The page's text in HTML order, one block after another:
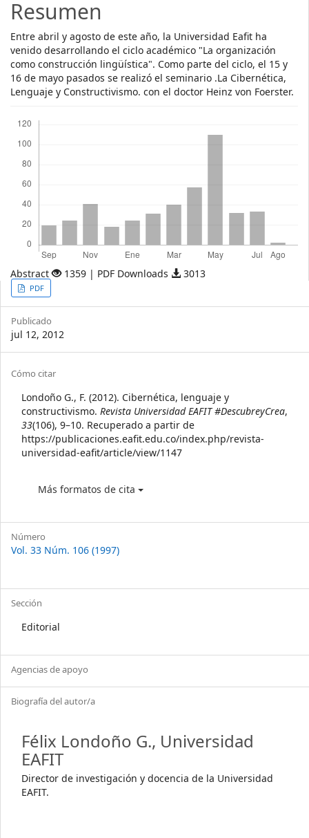
Resumen
Entre abril y agosto de este año, la Universidad Eafit ha
venido desarrollando el ciclo académico "La organización
como construcción lingüística". Como parte del ciclo, el 15 y
16 de mayo pasados se realizó el seminario .La Cibernética,
Lenguaje y Constructivismo. con el doctor Heinz von Foerster.
Abstract 1359 | PDF Downloads 3013
Article
Sidebar
PDF
Publicado
jul 12, 2012
Article
Details
Cómo citar
Londoño G., F. (2012). Cibernética, lenguaje y
constructivismo. Revista Universidad EAFIT #DescubreyCrea,
33(106), 9–10. Recuperado a partir de
https://publicaciones.eafit.edu.co/index.php/revista-
universidad-eafit/article/view/1147
Más formatos de cita
Número
Vol. 33 Núm. 106 (1997)
Sección
Editorial
Agencias de apoyo
Biografía del autor/a
Félix Londoño G., Universidad
EAFIT
Director de investigación y docencia de la Universidad
EAFIT.